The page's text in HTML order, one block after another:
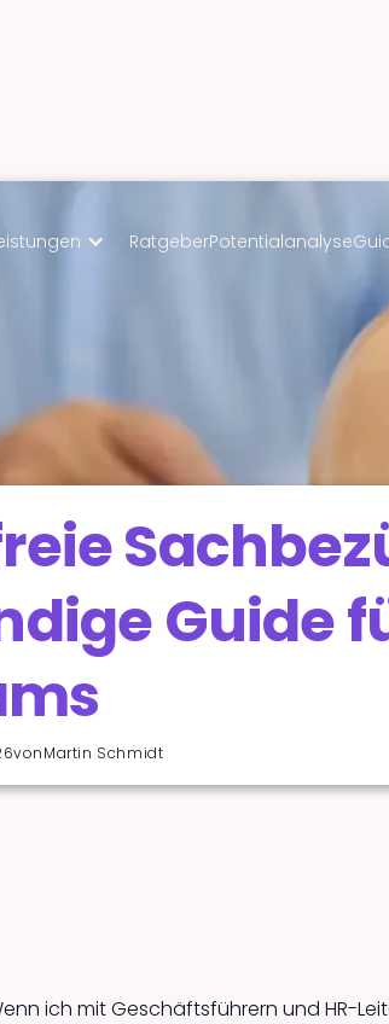
RatgeberPotentialanalyse
Guide
vonMartin Schmidt
ich mit Geschäftsführern und HR-